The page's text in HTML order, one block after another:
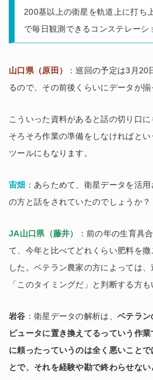
200基以上の衛星を軌道上に打ち
で毎日観測できるコンステレーシ
山口県（原田）
：巡回の予定は3月
るので、その前後くらいにデータが揃
こういった資料があると話の切り口
そろそろ作業の準備をしなければと
ツールにもなります。
宙畑 ：あらためて、衛星データを活
の方と話をされていたのでしょうか？
JA山口県（藤井）
：前の年の生育具
て、今年と比べてどれくらい肥料を
した。ベテラン農家の方によっては
「このタイミングだ」と判断する方も
岩谷 ：衛星データの解析は、 ベテラン
ピュータに置き換えてるっていう作
に頼ったっていうのは全く悪いこと
とで、それを経験や勘で終わらせな